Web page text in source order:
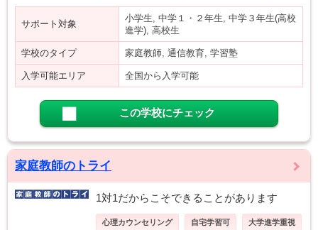
サポート対象
小学生, 中学１・２年生, 中学３年生(高校
進学), 高校生
学校のタイプ 家庭教師, 通信教育, 学習塾
入学可能エリア 全国から入学可能
この学校にチェック
家庭教師のトライ
1対1だからこそできることがあります
心理カウンセリング 自宅学習可 大学進学重視